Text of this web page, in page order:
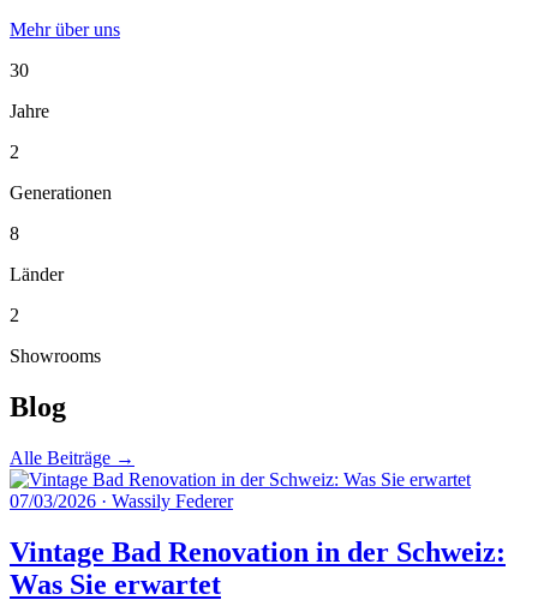
Mehr über uns
30
Jahre
2
Generationen
8
Länder
2
Showrooms
Blog
Alle Beiträge →
07/03/2026 · Wassily Federer
Vintage Bad Renovation in der Schweiz:
Was Sie erwartet